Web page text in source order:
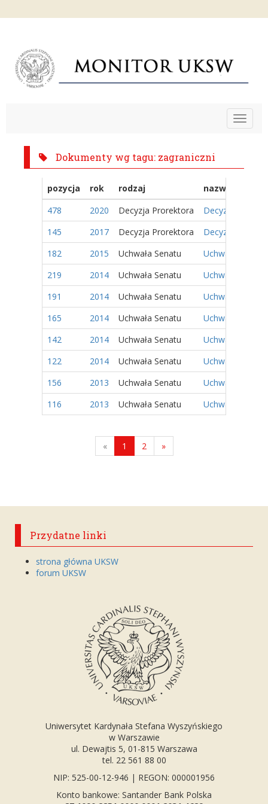
Toggle
Dokumenty wg tagu: zagraniczni
pozycja rok rodzaj
nazwa
478
2020 Decyzja Prorektora
Decyzja Nr 21/
145
2017 Decyzja Prorektora
Decyzja Nr 33/
182
2015 Uchwała Senatu
Uchwała Nr 95/
219
2014 Uchwała Senatu
Uchwała Nr
191
2014 Uchwała Senatu
Uchwała Nr
165
2014 Uchwała Senatu
Uchwała Nr 76/
142
2014 Uchwała Senatu
Uchwała Nr 53/
122
2014 Uchwała Senatu
Uchwała Nr
156
2013 Uchwała Senatu
Uchwała Nr 52/
116
2013 Uchwała Senatu Uchwała Nr 12/
« 1 2 »
Przydatne linki
strona główna UKSW
forum UKSW
Uniwersytet Kardynała Stefana Wyszyńskiego
w Warszawie
ul. Dewajtis 5, 01-815 Warszawa
tel. 22 561 88 00
NIP: 525-00-12-946 | REGON: 000001956
Konto bankowe: Santander Bank Polska